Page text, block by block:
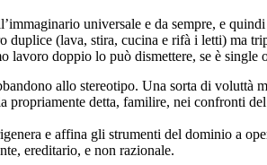
universale e da sempre, e
duplice (lava, stira, cucina e rifà i letti) ma
doppio lo può dismettere, se è single
allo stereotipo. Una sorta di voluttà
detta, familire, nei confronti
e affina gli strumenti del dominio a
ereditario, e non razionale.